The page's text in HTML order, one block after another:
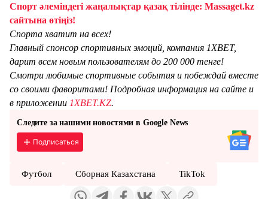
Спорт әлеміндегі жаңалықтар қазақ тілінде: Massaget.kz
сайтына өтіңіз!
Спорта хватит на всех!
Главный спонсор спортивных эмоций, компания 1XBET,
дарит всем новым пользователям до 200 000 тенге!
Смотри любимые спортивные события и побеждай вместе
со своими фаворитами! Подробная информация на сайте и
в приложении 1XBET.KZ.
Следите за нашими новостями в Google News
Подписаться
Футбол Сборная Казахстана TikTok